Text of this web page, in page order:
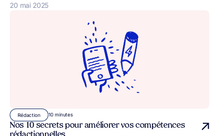
Publié le
20 mai 2025
Rédaction 10 minutes
Nos 10 secrets pour améliorer vos compétences